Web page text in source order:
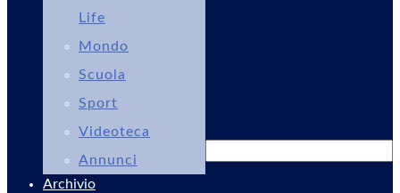
Life
Mondo
Scuola
Sport
Videoteca
Annunci
Archivio